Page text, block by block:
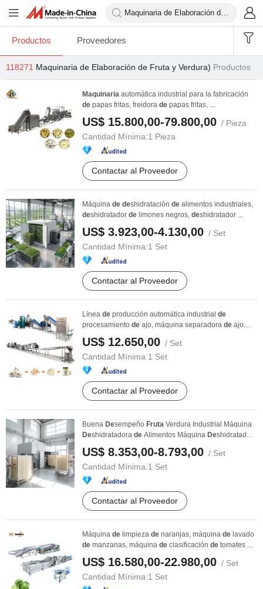
Productos Proveedores
118271 Maquinaria de Elaboración de Fruta y Verdura) Productos
Maquinaria automática industrial para la fabricación
de papas fritas, freidora de papas fritas, ...
US$ 15.800,00-79.800,00 / Pieza
Cantidad Mínima:1 Pieza
Contactar al Proveedor
Máquina de deshidratación de alimentos industriales,
deshidratador de limones negros, deshidratador ...
US$ 3.923,00-4.130,00 / Set
Cantidad Mínima:1 Set
Contactar al Proveedor
Línea de producción automática industrial de
procesamiento de ajo, máquina separadora de ajo
fresco, ...
US$ 12.650,00 / Set
Cantidad Mínima:1 Set
Contactar al Proveedor
Buena Desempeño Fruta Verdura Industrial Máquina
Deshidratadora de Alimentos Máquina Deshidratadora
US$ 8.353,00-8.793,00 / Set
Cantidad Mínima:1 Set
Contactar al Proveedor
Máquina de limpieza de naranjas, máquina de lavado
de manzanas, máquina de clasificación de tomates ...
US$ 16.580,00-22.980,00 / Set
Cantidad Mínima:1 Set